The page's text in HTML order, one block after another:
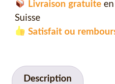
Livraison gratuiteen
Suisse
Satisfait ou
Description